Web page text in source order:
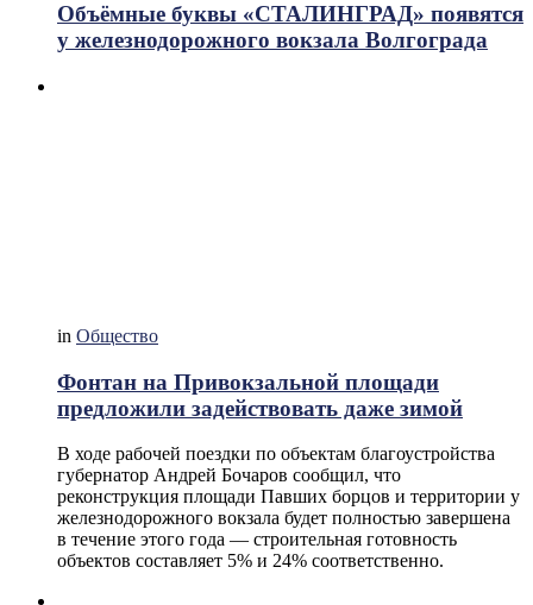
Объёмные буквы «СТАЛИНГРАД» появятся
у железнодорожного вокзала Волгограда
in Общество
Фонтан на Привокзальной площади
предложили задействовать даже зимой
В ходе рабочей поездки по объектам благоустройства
губернатор Андрей Бочаров сообщил, что
реконструкция площади Павших борцов и территории у
железнодорожного вокзала будет полностью завершена
в течение этого года — строительная готовность
объектов составляет 5% и 24% соответственно.